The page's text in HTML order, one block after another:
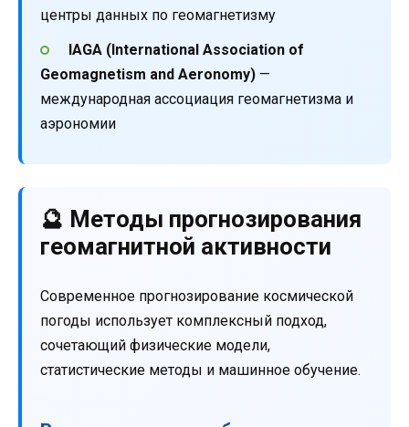
центры данных по геомагнетизму
IAGA (International Association of
Geomagnetism and Aeronomy) —
международная ассоциация геомагнетизма и
аэрономии
🔮 Методы прогнозирования
геомагнитной активности
Современное прогнозирование космической
погоды использует комплексный подход,
сочетающий физические модели,
статистические методы и машинное обучение.